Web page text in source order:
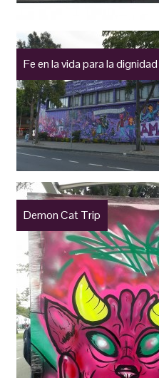
Fe en la vida para la
Demon Cat Trip